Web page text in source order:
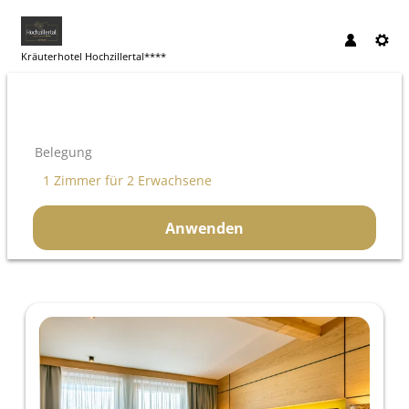
Belegung
1 Zimmer für 2 Erwachsene
Anwenden
Kräuterhotel Hochzillertal****
Unsere Angebote im Zimmer